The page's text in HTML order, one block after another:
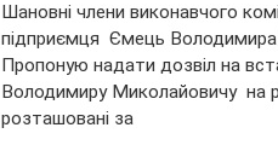
Шановні члени виконавчого
підприємця Ємець Володимира
Пропоную надати дозвіл на
Володимиру Миколайовичу на
розташовані за